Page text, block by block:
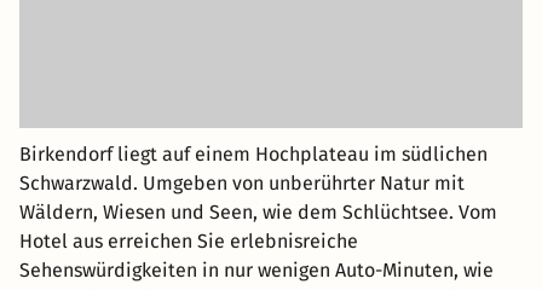
Birkendorf liegt auf einem Hochplateau im südlichen
Schwarzwald. Umgeben von unberührter Natur mit
Wäldern, Wiesen und Seen, wie dem Schlüchtsee. Vom
Hotel aus erreichen Sie erlebnisreiche
Sehenswürdigkeiten in nur wenigen Auto-Minuten, wie